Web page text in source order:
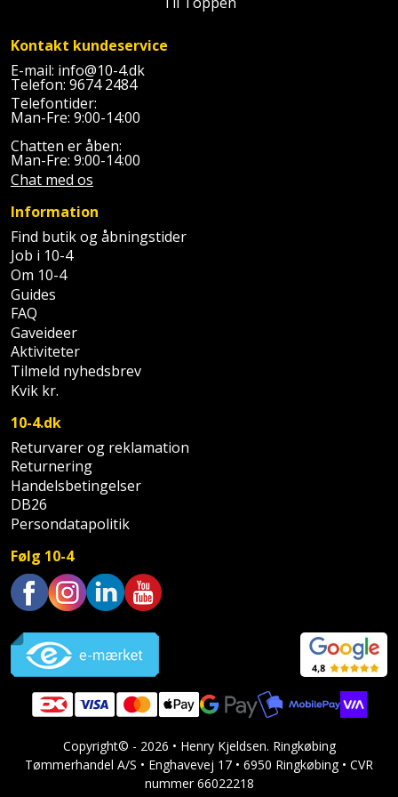
Tag
og
tagplader
Terrassebrædder
Terrasseopklodsning
Tråd
til
byggeri
Træ
Vinduer
plader
Polsøger
Profilsaks
Reb
og
snor
Renseservietter
og
wipes
Sækkelukker
Saks
Sav
Savbuk
Savklinge
Skraber
Skruestik
Skruetrækker
Skruetvinge
Slibeartikler
og
Kantfræser
Kantlimer
Kantlimertilbehør
Kap-
og
geringssav
Kerneboremaskine
Klammepistol
Klippeværktøj
Kombokit
Lader
Ligesliber
Limpistol
Linjelaser
Loddekolbe
Luftværktøj
Malersprøjte
Højtaler
Hylder
Jagt
og
fritid
Jul
Kaffe
Klæbesøm
Køkkenudstyr
Leg
Lommelygte
Merchandise
Mobiltilbehør
Pavillon
Personlig
pleje
Plantekasser
Postkasse
Postkassestander
Kontakt kundeservice
E-mail: info@10-4.dk
Telefon: 9674 2484
Telefontider:
Man-Fre: 9:00-14:00
Chatten er åben:
Man-Fre: 9:00-14:00
Chat med os
Information
Find butik og åbningstider
Job i 10-4
Om 10-4
Guides
FAQ
Gaveideer
Aktiviteter
Tilmeld nyhedsbrev
Kvik kr.
10-4.dk
Returvarer og reklamation
Returnering
Handelsbetingelser
DB26
Persondatapolitik
Følg 10-4
Copyright© - 2026 • Henry Kjeldsen. Ringkøbing
Tømmerhandel A/S • Enghavevej 17 • 6950 Ringkøbing • CVR
nummer 66022218